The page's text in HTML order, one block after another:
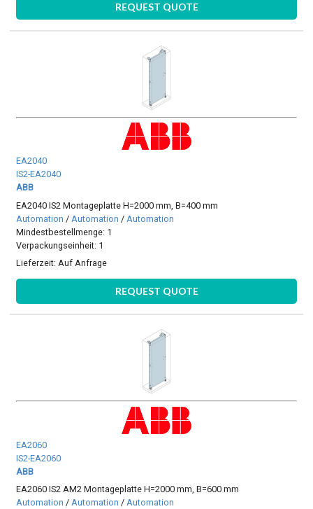
REQUEST QUOTE
EA2040
IS2-EA2040
ABB
EA2040 IS2 Montageplatte H=2000 mm, B=400 mm
Automation / Automation / Automation
Mindestbestellmenge: 1
Verpackungseinheit: 1
Lieferzeit:Auf Anfrage
REQUEST QUOTE
EA2060
IS2-EA2060
ABB
EA2060 IS2 AM2 Montageplatte H=2000 mm, B=600 mm
Automation /Automation /Automation